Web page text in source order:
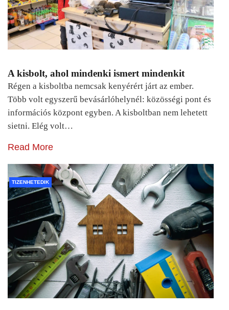
A kisbolt, ahol mindenki ismert mindenkit
Régen a kisboltba nemcsak kenyérért járt az ember.
Több volt egyszerű bevásárlóhelynél: közösségi pont és
információs központ egyben. A kisboltban nem lehetett
sietni. Elég volt…
Read More
TIZENHETEDIK